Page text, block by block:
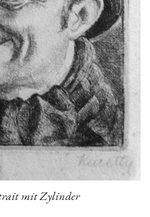
mit Zylinder